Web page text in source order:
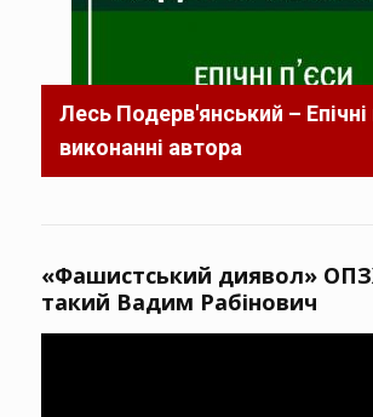
Лесь Подерв'янський – Епічні
виконанні автора
«Фашистський диявол»
такий Вадим Рабінович